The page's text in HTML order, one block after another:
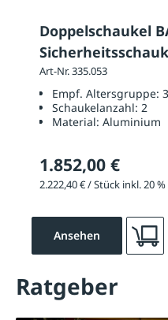
Doppelschaukel
Art-Nr. 335.053
Empf. Altersgruppe:
Schaukelanzahl: 2
Material: Aluminium
1.852,00 €
Ansehen
Ratgeber